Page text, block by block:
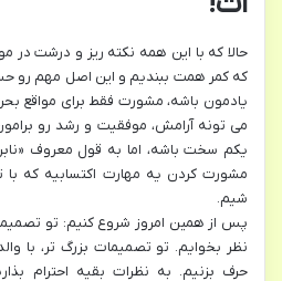
حالا که با این همه نکته ریز و درشت در
که کمر همت ببندیم و این اصل مهم رو
یادمون باشه، مشورت فقط برای مواقع
می تونه آرامش، موفقیت و رشد رو
یکم سخت باشه، اما به قول معروف
مشورت کردن یه مهارت اکتسابیه که با
شیم.
پس از همین امروز شروع کنیم: تو
نظر بخوایم. تو تصمیمات بزرگ تر، با
حرف بزنیم. به نظرات بقیه احترام